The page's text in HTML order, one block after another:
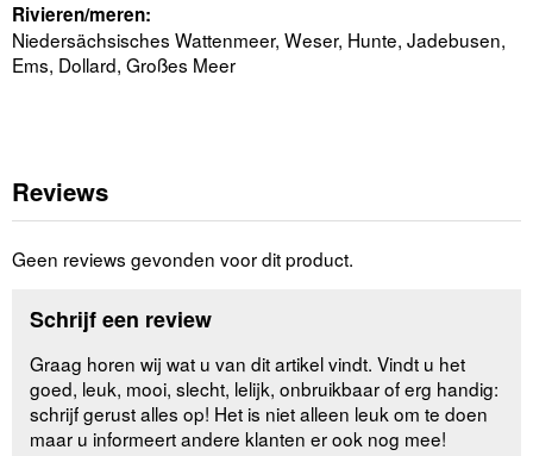
Rivieren/meren:
Niedersächsisches Wattenmeer, Weser, Hunte, Jadebusen,
Ems, Dollard, Großes Meer
Reviews
Geen reviews gevonden voor dit product.
Schrijf een review
Graag horen wij wat u van dit artikel vindt. Vindt u het
goed, leuk, mooi, slecht, lelijk, onbruikbaar of erg handig:
schrijf gerust alles op! Het is niet alleen leuk om te doen
maar u informeert andere klanten er ook nog mee!